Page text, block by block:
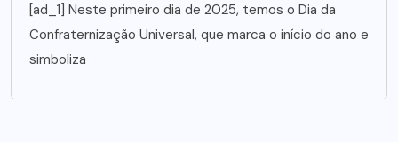
[ad_1] Neste primeiro dia de 2025, temos o Dia da
Confraternização Universal, que marca o início do ano e
simboliza